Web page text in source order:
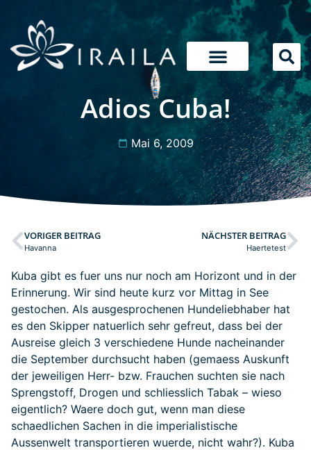
Adios Cuba!
Mai 6, 2009
VORIGER BEITRAG
Havanna
NÄCHSTER BEITRAG
Haertetest
Kuba gibt es fuer uns nur noch am Horizont und in der
Erinnerung. Wir sind heute kurz vor Mittag in See
gestochen. Als ausgesprochenen Hundeliebhaber hat
es den Skipper natuerlich sehr gefreut, dass bei der
Ausreise gleich 3 verschiedene Hunde nacheinander
die September durchsucht haben (gemaess Auskunft
der jeweiligen Herr- bzw. Frauchen suchten sie nach
Sprengstoff, Drogen und schliesslich Tabak – wieso
eigentlich? Waere doch gut, wenn man diese
schaedlichen Sachen in die imperialistische
Aussenwelt transportieren wuerde, nicht wahr?). Kuba